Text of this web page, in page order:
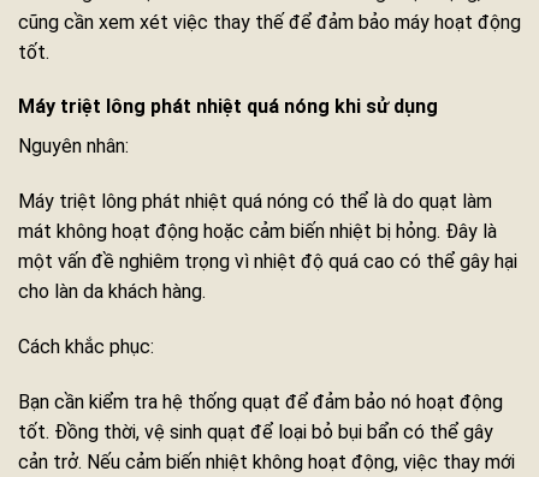
cũng cần xem xét việc thay thế để đảm bảo máy hoạt động
tốt.
Máy triệt lông phát nhiệt quá nóng khi sử dụng
Nguyên nhân:
Máy triệt lông phát nhiệt quá nóng có thể là do quạt làm
mát không hoạt động hoặc cảm biến nhiệt bị hỏng. Đây là
một vấn đề nghiêm trọng vì nhiệt độ quá cao có thể gây hại
cho làn da khách hàng.
Cách khắc phục:
Bạn cần kiểm tra hệ thống quạt để đảm bảo nó hoạt động
tốt. Đồng thời, vệ sinh quạt để loại bỏ bụi bẩn có thể gây
cản trở. Nếu cảm biến nhiệt không hoạt động, việc thay mới